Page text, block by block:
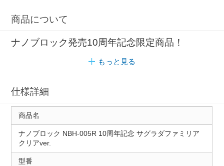
商品について
ナノブロック発売10周年記念限定商品！
もっと見る
仕様詳細
商品名
ナノブロック NBH-005R 10周年記念 サグラダファミリア
クリアver.
型番